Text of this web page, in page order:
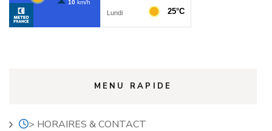
MENU RAPIDE
> HORAIRES & CONTACT